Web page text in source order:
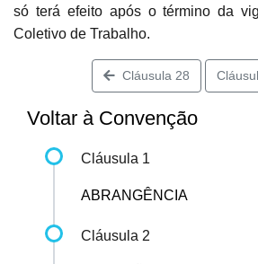
só terá efeito após o término da
Coletivo de Trabalho.
Cláusula 28
Voltar à Convenção
Cláusula 1
ABRANGÊNCIA
Cláusula 2